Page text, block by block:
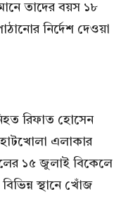
তাদের বয়স ১৮
নির্দেশ দেওয়া
রিফাত হোসেন
এলাকার
১৫ জুলাই বিকেলে
স্থানে খোঁজ